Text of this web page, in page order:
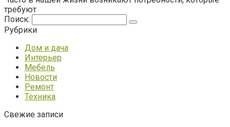
требуют
Поиск:
Рубрики
Дом и дача
Интерьер
Мебель
Новости
Ремонт
Техника
Свежие записи